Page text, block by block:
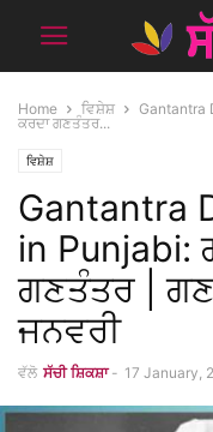
Home ਵਿਸ਼ੇਸ਼
Gantantra
ਕਰਦਾ ਗਣਤੰਤਰ...
ਵਿਸ਼ੇਸ਼
Gantantra
in Punjabi:
ਗਣਤੰਤਰ |
ਜਨਵਰੀ
ਵੱਲੋ ਸੱਚੀ ਸ਼ਿਕਸ਼ਾ - 17 January,